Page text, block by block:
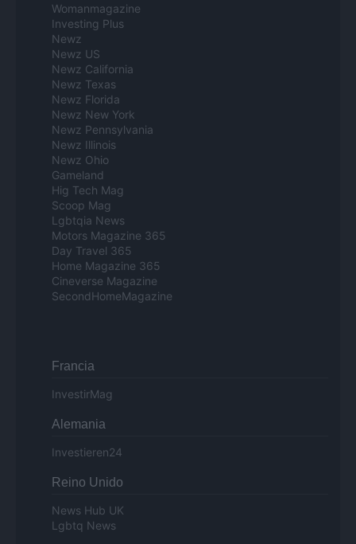
Womanmagazine
Investing Plus
Newz
Newz US
Newz California
Newz Texas
Newz Florida
Newz New York
Newz Pennsylvania
Newz Illinois
Newz Ohio
Gameland
Hig Tech Mag
Scoop Mag
Lgbtqia News
Motors Magazine 365
Day Travel 365
Home Magazine 365
Cineverse Magazine
SecondHomeMagazine
Francia
InvestirMag
Alemania
Investieren24
Reino Unido
News Hub UK
Lgbtq News